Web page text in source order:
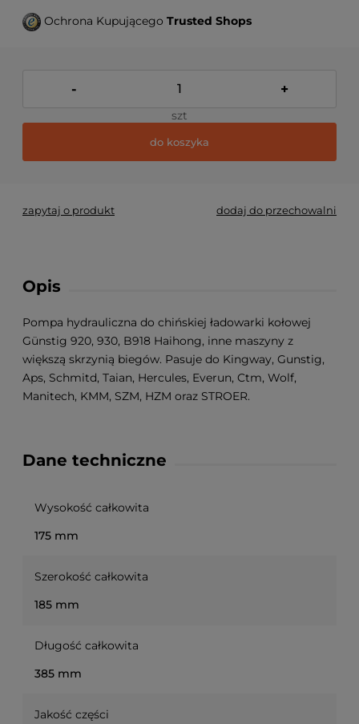
Ochrona Kupującego Trusted Shops
- +
szt
do koszyka
zapytaj o produkt dodaj do przechowalni
Opis
Pompa hydrauliczna do chińskiej ładowarki kołowej
Günstig 920, 930, B918 Haihong, inne maszyny z
większą skrzynią biegów. Pasuje do Kingway, Gunstig,
Aps, Schmitd, Taian, Hercules, Everun, Ctm, Wolf,
Manitech, KMM, SZM, HZM oraz STROER.
Dane techniczne
Wysokość całkowita
175 mm
Szerokość całkowita
185 mm
Długość całkowita
385 mm
Jakość części